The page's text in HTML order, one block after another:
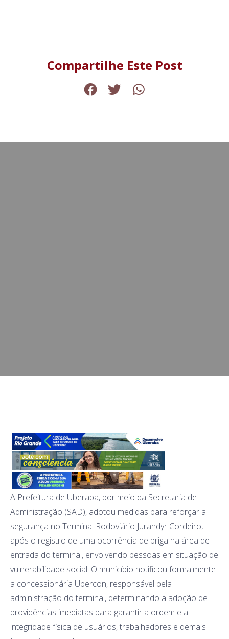
Compartilhe Este Post
A Prefeitura de Uberaba, por meio da Secretaria de
Administração (SAD), adotou medidas para reforçar a
segurança no Terminal Rodoviário Jurandyr Cordeiro,
após o registro de uma ocorrência de briga na área de
entrada do terminal, envolvendo pessoas em situação de
vulnerabilidade social. O município notificou formalmente
a concessionária Ubercon, responsável pela
administração do terminal, determinando a adoção de
providências imediatas para garantir a ordem e a
integridade física de usuários, trabalhadores e demais